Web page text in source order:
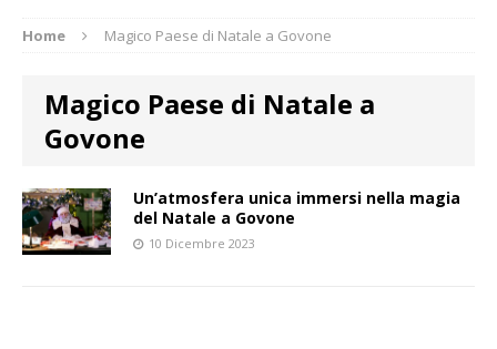
Home Magico Paese di Natale a Govone
Magico Paese di Natale a
Govone
Un’atmosfera unica immersi nella magia
del Natale a Govone
10 Dicembre 2023